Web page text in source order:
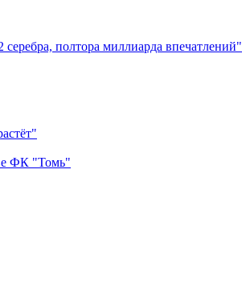
полтора миллиарда впечатлений"
ФК "Томь"